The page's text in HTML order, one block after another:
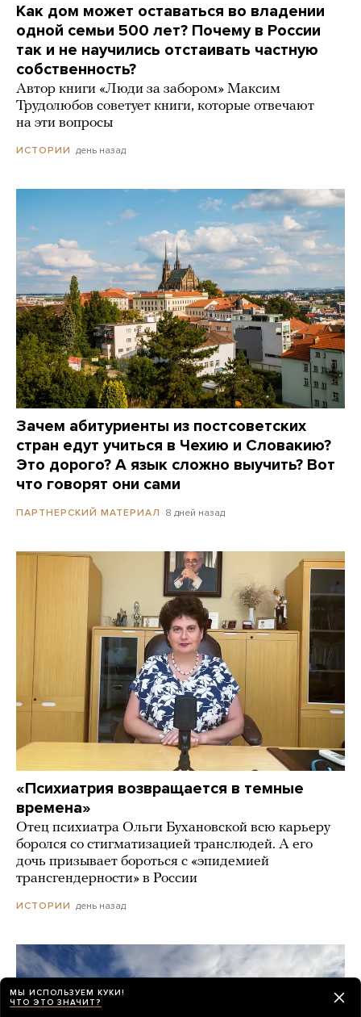
Как дом может оставаться во владении
одной семьи 500 лет? Почему в России
так и не научились отстаивать частную
собственность?
Автор книги «Люди за забором» Максим
Трудолюбов советует книги, которые отвечают
на эти вопросы
ИСТОРИИ день назад
Зачем абитуриенты из постсоветских
стран едут учиться в Чехию и Словакию?
Это дорого? А язык сложно выучить? Вот
что говорят они сами
ПАРТНЕРСКИЙ МАТЕРИАЛ 8 дней назад
«Психиатрия возвращается в темные
времена»
Отец психиатра Ольги Бухановской всю карьеру
боролся со стигматизацией транслюдей. А его
дочь призывает бороться с «эпидемией
трансгендерности» в России
ИСТОРИИ день назад
МЫ ИСПОЛЬЗУЕМ КУКИ!
ЧТО ЭТО ЗНАЧИТ?